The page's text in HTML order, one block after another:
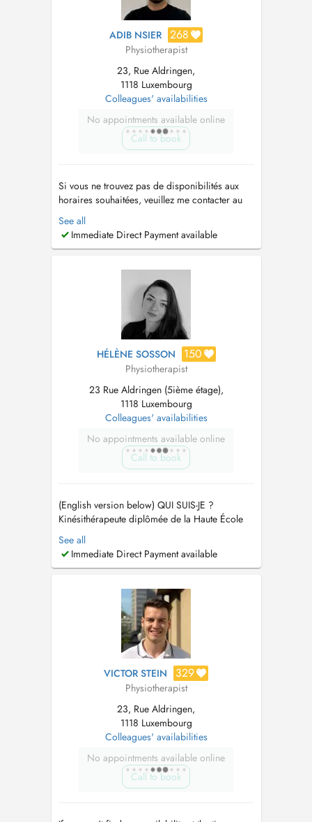
ADIB NSIER 268
Physiotherapist
23, Rue Aldringen,
1118 Luxembourg
Colleagues' availabilities
No appointments available online
Call to book
Si vous ne trouvez pas de disponibilités aux
horaires souhaitées, veuillez me contacter au
(+352) 661 214 793
If you can't find any availability at the times you
See all
Immediate Direct Payment available
HÉLÈNE SOSSON 150
Physiotherapist
23 Rue Aldringen (5ième étage),
1118 Luxembourg
Colleagues' availabilities
No appointments available online
Call to book
(English version below) QUI SUIS-JE ?
Kinésithérapeute diplômée de la Haute École
Robert Schuman, je propose une prise en
charge individualisée, fondée sur une
approche globale de votre santé et guidée par
Based Practice). Mon objectif est didenti...
See all
Immediate Direct Payment available
VICTOR STEIN 329
Physiotherapist
23, Rue Aldringen,
1118 Luxembourg
Colleagues' availabilities
No appointments available online
Call to book